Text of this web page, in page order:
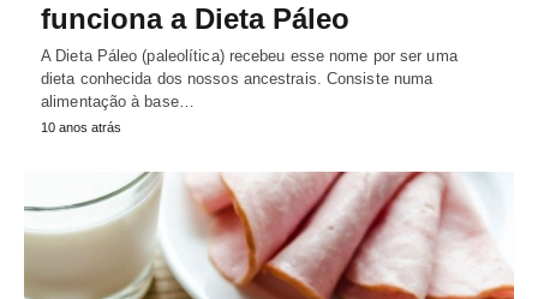
funciona a Dieta Páleo
A Dieta Páleo (paleolítica) recebeu esse nome por ser uma
dieta conhecida dos nossos ancestrais. Consiste numa
alimentação à base…
10 anos atrás